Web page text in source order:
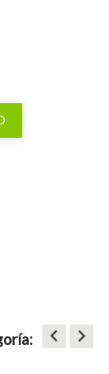
keyboard_arrow_left keyboard_arrow_right